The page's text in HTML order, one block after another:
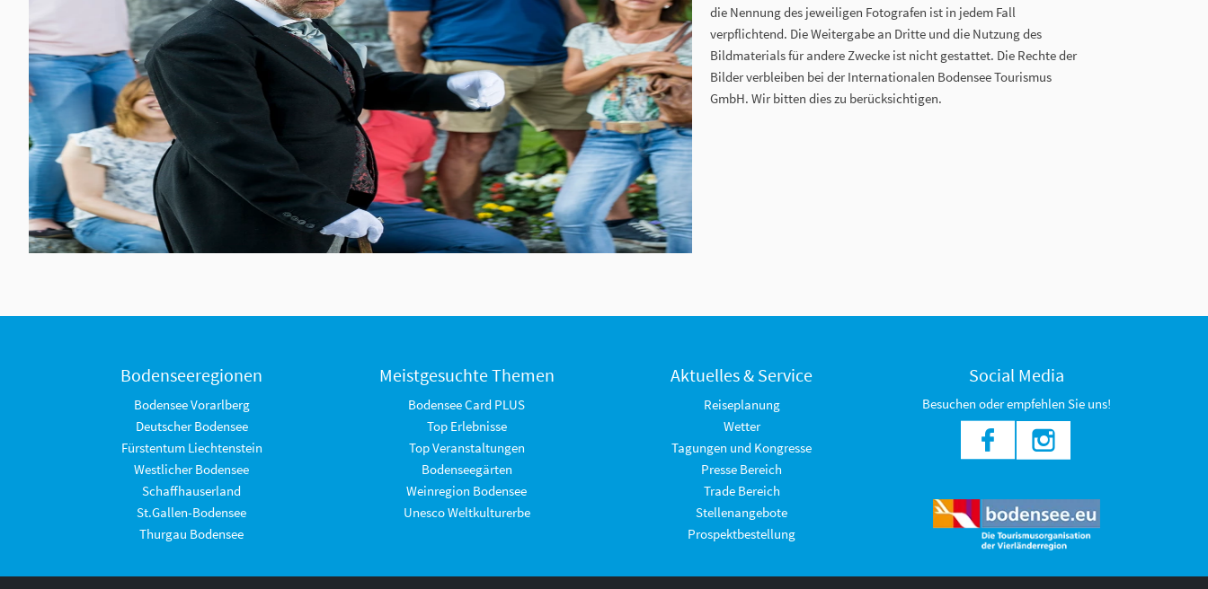
die Nennung des jeweiligen Fotografen ist in jedem Fall
verpflichtend. Die Weitergabe an Dritte und die Nutzung des
Bildmaterials für andere Zwecke ist nicht gestattet. Die Rechte der
Bilder verbleiben bei der Internationalen Bodensee Tourismus
GmbH. Wir bitten dies zu berücksichtigen.
Bodenseeregionen
Bodensee Vorarlberg
Deutscher Bodensee
Fürstentum Liechtenstein
Westlicher Bodensee
Schaffhauserland
St.Gallen-Bodensee
Thurgau Bodensee
Meistgesuchte Themen
Bodensee Card PLUS
Top Erlebnisse
Top Veranstaltungen
Bodenseegärten
Weinregion Bodensee
Unesco Weltkulturerbe
Aktuelles & Service
Reiseplanung
Wetter
Tagungen und Kongresse
Presse Bereich
Trade Bereich
Stellenangebote
Prospektbestellung
Social Media
Besuchen oder empfehlen Sie uns!